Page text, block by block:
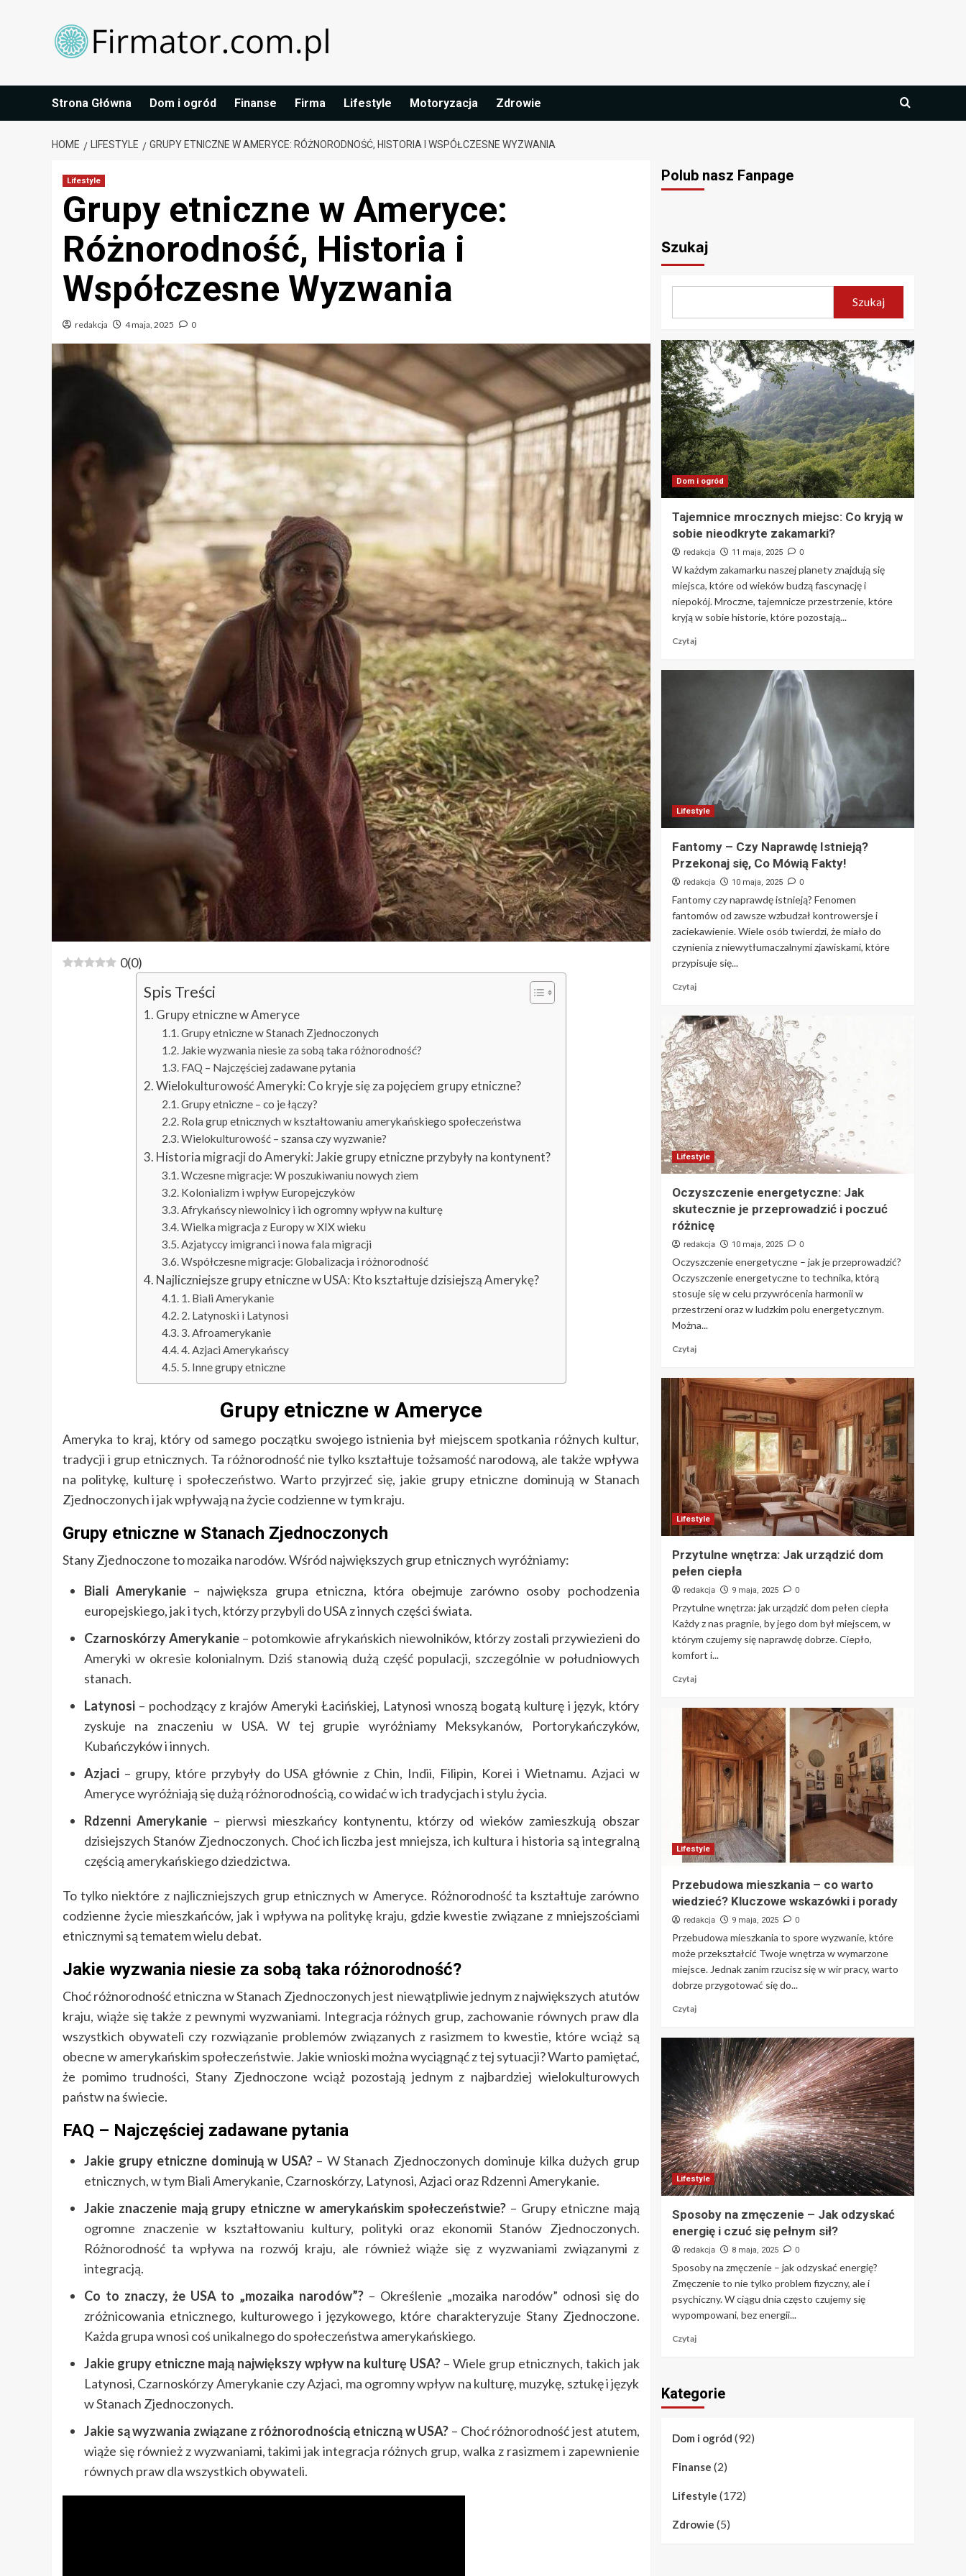
Strona Główna Dom i ogród Finanse Firma Lifestyle Motoryzacja Zdrowie
HOME LIFESTYLE GRUPY ETNICZNE W AMERYCE: RÓŻNORODNOŚĆ, HISTORIA I WSPÓŁCZESNE WYZWANIA
Lifestyle
Grupy etniczne w Ameryce:
Różnorodność, Historia i
Współczesne Wyzwania
redakcja 4 maja, 2025 0
0(0)
Spis Treści
Grupy etniczne w Ameryce
Grupy etniczne w Stanach Zjednoczonych
Jakie wyzwania niesie za sobą taka różnorodność?
FAQ – Najczęściej zadawane pytania
Wielokulturowość Ameryki: Co kryje się za pojęciem grupy etniczne?
Grupy etniczne – co je łączy?
Rola grup etnicznych w kształtowaniu amerykańskiego społeczeństwa
Wielokulturowość – szansa czy wyzwanie?
Historia migracji do Ameryki: Jakie grupy etniczne przybyły na kontynent?
Wczesne migracje: W poszukiwaniu nowych ziem
Kolonializm i wpływ Europejczyków
Afrykańscy niewolnicy i ich ogromny wpływ na kulturę
Wielka migracja z Europy w XIX wieku
Azjatyccy imigranci i nowa fala migracji
Współczesne migracje: Globalizacja i różnorodność
Najliczniejsze grupy etniczne w USA: Kto kształtuje dzisiejszą Amerykę?
1. Biali Amerykanie
2. Latynoski i Latynosi
3. Afroamerykanie
4. Azjaci Amerykańscy
5. Inne grupy etniczne
Grupy etniczne w Ameryce
Ameryka to kraj, który od samego początku swojego istnienia był miejscem spotkania różnych kultur,
tradycji i grup etnicznych. Ta różnorodność nie tylko kształtuje tożsamość narodową, ale także wpływa
na politykę, kulturę i społeczeństwo. Warto przyjrzeć się, jakie grupy etniczne dominują w Stanach
Zjednoczonych i jak wpływają na życie codzienne w tym kraju.
Grupy etniczne w Stanach Zjednoczonych
Stany Zjednoczone to mozaika narodów. Wśród największych grup etnicznych wyróżniamy:
Biali Amerykanie – największa grupa etniczna, która obejmuje zarówno osoby pochodzenia
europejskiego, jak i tych, którzy przybyli do USA z innych części świata.
Czarnoskórzy Amerykanie– potomkowie afrykańskich niewolników, którzy zostali przywiezieni do
Ameryki w okresie kolonialnym. Dziś stanowią dużą część populacji, szczególnie w południowych
stanach.
Latynosi – pochodzący z krajów Ameryki Łacińskiej, Latynosi wnoszą bogatą kulturę i język, który
zyskuje na znaczeniu w USA. W tej grupie wyróżniamy Meksykanów, Portorykańczyków,
Kubańczyków i innych.
Azjaci – grupy, które przybyły do USA głównie z Chin, Indii, Filipin, Korei i Wietnamu. Azjaci w
Ameryce wyróżniają się dużą różnorodnością, co widać w ich tradycjach i stylu życia.
Rdzenni Amerykanie – pierwsi mieszkańcy kontynentu, którzy od wieków zamieszkują obszar
dzisiejszych Stanów Zjednoczonych. Choć ich liczba jest mniejsza, ich kultura i historia są integralną
częścią amerykańskiego dziedzictwa.
To tylko niektóre z najliczniejszych grup etnicznych w Ameryce. Różnorodność ta kształtuje zarówno
codzienne życie mieszkańców, jak i wpływa na politykę kraju, gdzie kwestie związane z mniejszościami
etnicznymi są tematem wielu debat.
Jakie wyzwania niesie za sobą taka różnorodność?
Choć różnorodność etniczna w Stanach Zjednoczonych jest niewątpliwie jednym z największych atutów
kraju, wiąże się także z pewnymi wyzwaniami. Integracja różnych grup, zachowanie równych praw dla
wszystkich obywateli czy rozwiązanie problemów związanych z rasizmem to kwestie, które wciąż są
obecne w amerykańskim społeczeństwie. Jakie wnioski można wyciągnąć z tej sytuacji? Warto pamiętać,
że pomimo trudności, Stany Zjednoczone wciąż pozostają jednym z najbardziej wielokulturowych
państw na świecie.
FAQ – Najczęściej zadawane pytania
Jakie grupy etniczne dominują w USA?– W Stanach Zjednoczonych dominuje kilka dużych grup
etnicznych, w tym Biali Amerykanie, Czarnoskórzy, Latynosi, Azjaci oraz Rdzenni Amerykanie.
Jakie znaczenie mają grupy etniczne w amerykańskim społeczeństwie? – Grupy etniczne mają
ogromne znaczenie w kształtowaniu kultury, polityki oraz ekonomii Stanów Zjednoczonych.
Różnorodność ta wpływa na rozwój kraju, ale również wiąże się z wyzwaniami związanymi z
integracją.
Co to znaczy, że USA to „mozaika narodów”? – Określenie „mozaika narodów” odnosi się do
zróżnicowania etnicznego, kulturowego i językowego, które charakteryzuje Stany Zjednoczone.
Każda grupa wnosi coś unikalnego do społeczeństwa amerykańskiego.
Jakie grupy etniczne mają największy wpływ na kulturę USA? – Wiele grup etnicznych, takich jak
Latynosi, Czarnoskórzy Amerykanie czy Azjaci, ma ogromny wpływ na kulturę, muzykę, sztukę i język
w Stanach Zjednoczonych.
Jakie są wyzwania związane z różnorodnością etniczną w USA? – Choć różnorodność jest atutem,
wiąże się również z wyzwaniami, takimi jak integracja różnych grup, walka z rasizmem i zapewnienie
równych praw dla wszystkich obywateli.
Polub nasz Fanpage
Szukaj
Szukaj
Dom i ogród
Tajemnice mrocznych miejsc: Co kryją w
sobie nieodkryte zakamarki?
redakcja 11 maja, 2025 0
W każdym zakamarku naszej planety znajdują się
miejsca, które od wieków budzą fascynację i
niepokój. Mroczne, tajemnicze przestrzenie, które
kryją w sobie historie, które pozostają...
Czytaj
Lifestyle
Fantomy – Czy Naprawdę Istnieją?
Przekonaj się, Co Mówią Fakty!
redakcja 10 maja, 2025 0
Fantomy czy naprawdę istnieją? Fenomen
fantomów od zawsze wzbudzał kontrowersje i
zaciekawienie. Wiele osób twierdzi, że miało do
czynienia z niewytłumaczalnymi zjawiskami, które
przypisuje się...
Czytaj
Lifestyle
Oczyszczenie energetyczne: Jak
skutecznie je przeprowadzić i poczuć
różnicę
redakcja 10 maja, 2025 0
Oczyszczenie energetyczne – jak je przeprowadzić?
Oczyszczenie energetyczne to technika, którą
stosuje się w celu przywrócenia harmonii w
przestrzeni oraz w ludzkim polu energetycznym.
Można...
Czytaj
Lifestyle
Przytulne wnętrza: Jak urządzić dom
pełen ciepła
redakcja 9 maja, 2025 0
Przytulne wnętrza: jak urządzić dom pełen ciepła
Każdy z nas pragnie, by jego dom był miejscem, w
którym czujemy się naprawdę dobrze. Ciepło,
komfort i...
Czytaj
Lifestyle
Przebudowa mieszkania – co warto
wiedzieć? Kluczowe wskazówki i porady
redakcja 9 maja, 2025 0
Przebudowa mieszkania to spore wyzwanie, które
może przekształcić Twoje wnętrza w wymarzone
miejsce. Jednak zanim rzucisz się w wir pracy, warto
dobrze przygotować się do...
Czytaj
Lifestyle
Sposoby na zmęczenie – Jak odzyskać
energię i czuć się pełnym sił?
redakcja 8 maja, 2025 0
Sposoby na zmęczenie – jak odzyskać energię?
Zmęczenie to nie tylko problem fizyczny, ale i
psychiczny. W ciągu dnia często czujemy się
wypompowani, bez energii...
Czytaj
Kategorie
Dom i ogród (92)
Finanse (2)
Lifestyle (172)
Zdrowie (5)